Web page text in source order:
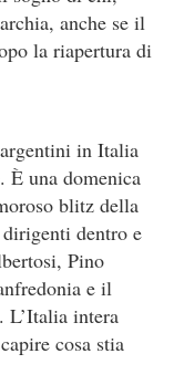
anche se il
la riapertura di
in Italia
È una domenica
blitz della
dentro e
Pino
e il
L’Italia intera
cosa stia